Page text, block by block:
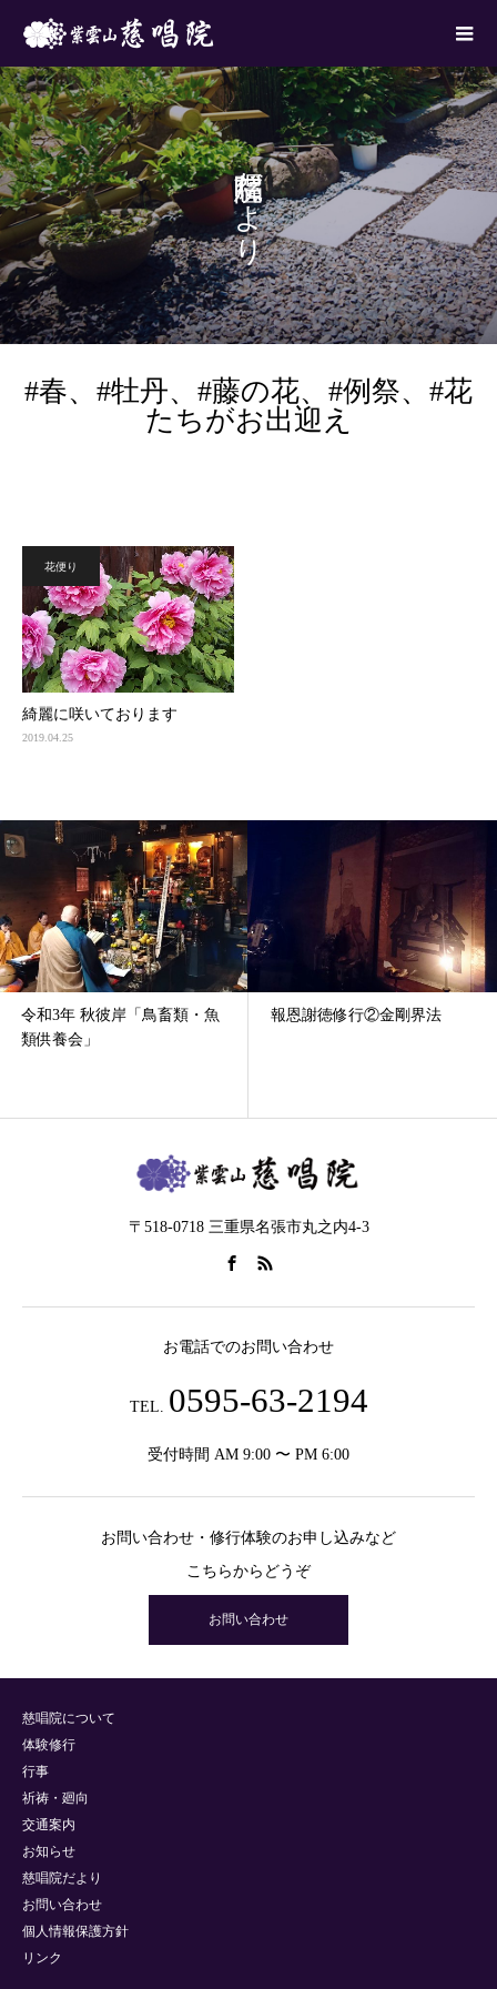
慈唱院だより
#春、#牡丹、#藤の花、#例祭、#花
たちがお出迎え
花便り
綺麗に咲いております
2019.04.25
令和3年 秋彼岸「鳥畜類・魚
類供養会」
報恩謝徳修行②金剛界法
〒518-0718 三重県名張市丸之内4-3
お電話でのお問い合わせ
TEL. 0595-63-2194
受付時間 AM 9:00 〜 PM 6:00
お問い合わせ・修行体験のお申し込みなど
こちらからどうぞ
お問い合わせ
慈唱院について
体験修行
行事
祈祷・廻向
交通案内
お知らせ
慈唱院だより
お問い合わせ
個人情報保護方針
リンク